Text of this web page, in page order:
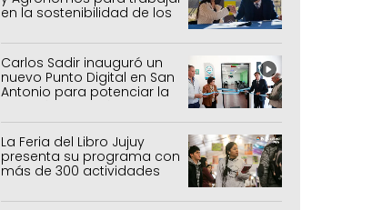
en la sostenibilidad de los
agrícolas, pecuarios y
forestal
Carlos Sadir inauguró un
nuevo Punto Digital en San
Antonio para potenciar la
inclusión tecnológica
La Feria del Libro Jujuy
presenta su programa con
más de 300 actividades